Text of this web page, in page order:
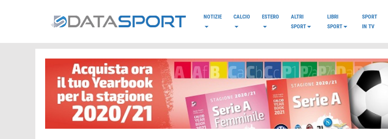
NOTIZIE CALCIO ESTERO
ALTRI
SPORT
LIBRI
SPORT
SPORT
IN TV